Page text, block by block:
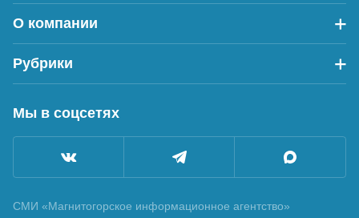
О компании
Рубрики
Мы в соцсетях
СМИ «Магнитогорское информационное агентство»